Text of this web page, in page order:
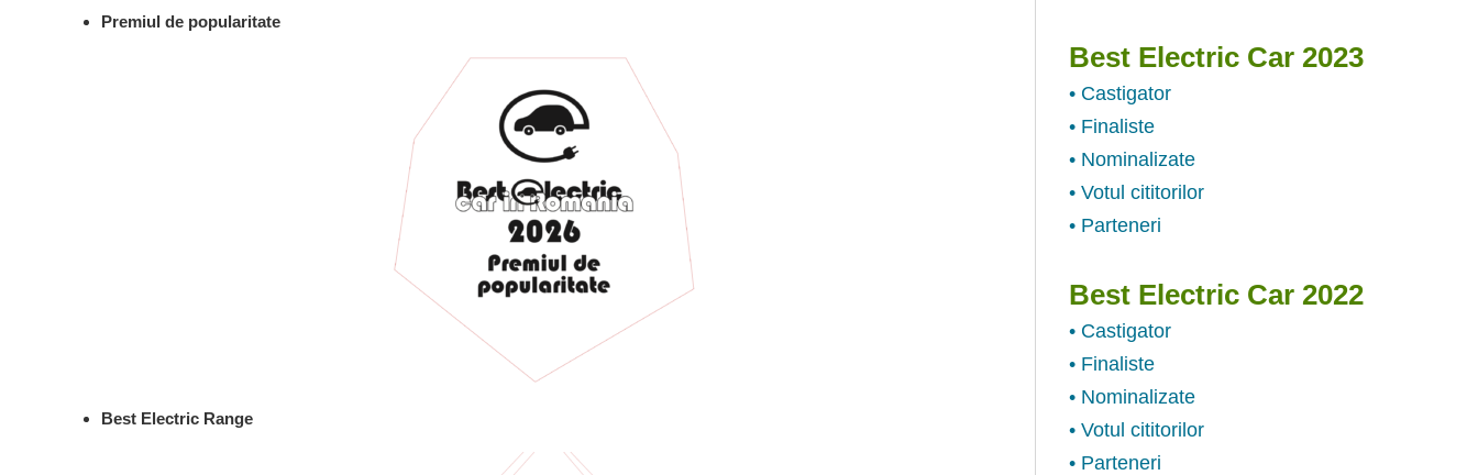
Premiul de popularitate
Best Electric Range
Best Electric Car 2023
• Castigator
• Finaliste
• Nominalizate
• Votul cititorilor
• Parteneri
Best Electric Car 2022
• Castigator
• Finaliste
• Nominalizate
• Votul cititorilor
• Parteneri